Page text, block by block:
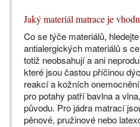
Jaký materiál matrace je
Co se týče materiálů,
antialergických materiálů s
totiž neobsahují a ani
které jsou častou příčinou
reakcí a kožních
pro potahy patří bavlna a
původu. Pro jádra matrací
pěnové, pružinové nebo